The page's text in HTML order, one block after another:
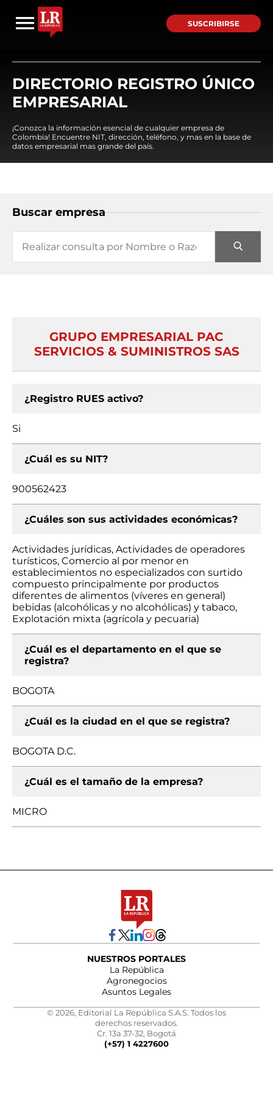
SUSCRIBIRSE
DIRECTORIO REGISTRO ÚNICO
EMPRESARIAL
¡Conozca la información esencial de cualquier empresa de
Colombia! Encuentre NIT, dirección, teléfono, y mas en la base de
datos empresarial mas grande del país.
Buscar empresa
GRUPO EMPRESARIAL PAC
SERVICIOS & SUMINISTROS SAS
¿Registro RUES activo?
Si
¿Cuál es su NIT?
900562423
¿Cuáles son sus actividades económicas?
Actividades jurídicas, Actividades de operadores
turísticos, Comercio al por menor en
establecimientos no especializados con surtido
compuesto principalmente por productos
diferentes de alimentos (víveres en general)
bebidas (alcohólicas y no alcohólicas) y tabaco,
Explotación mixta (agrícola y pecuaria)
¿Cuál es el departamento en el que se
registra?
BOGOTA
¿Cuál es la ciudad en el que se registra?
BOGOTA D.C.
¿Cuál es el tamaño de la empresa?
MICRO
NUESTROS PORTALES
La República
Agronegocios
Asuntos Legales
© 2026, Editorial La República S.A.S. Todos los
derechos reservados.
Cr. 13a 37-32, Bogotá
(+57) 1 4227600